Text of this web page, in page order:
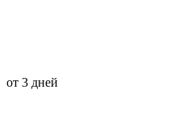
от 3 дней